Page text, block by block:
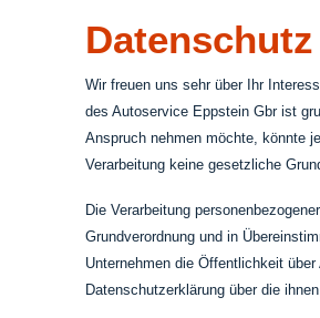
Datenschutz
Wir freuen uns sehr über Ihr
des Autoservice Eppstein Gbr ist
Anspruch nehmen möchte, könnte
Verarbeitung keine gesetzliche
Die Verarbeitung
Grundverordnung und in
Unternehmen die Öffentlichkeit
Datenschutzerklärung über die